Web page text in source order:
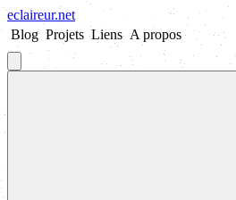
eclaireur.net
Blog Projets Liens A propos